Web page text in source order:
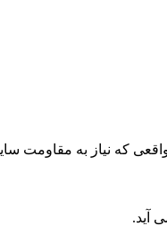
که نیاز به مقاومت